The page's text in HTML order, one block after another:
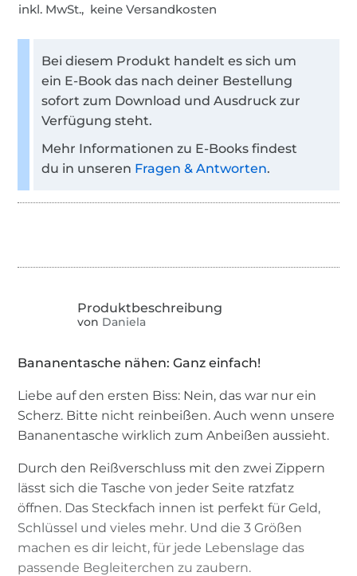
inkl. MwSt., keine Versandkosten
Bei diesem Produkt handelt es sich um
ein E-Book das nach deiner Bestellung
sofort zum Download und Ausdruck zur
Verfügung steht.
Mehr Informationen zu E-Books findest
du in unseren Fragen & Antworten.
von Daniela
Bananentasche nähen: Ganz einfach!
Liebe auf den ersten Biss: Nein, das war nur ein
Scherz. Bitte nicht reinbeißen. Auch wenn unsere
Bananentasche wirklich zum Anbeißen aussieht.
Durch den Reißverschluss mit den zwei Zippern
lässt sich die Tasche von jeder Seite ratzfatz
öffnen. Das Steckfach innen ist perfekt für Geld,
Schlüssel und vieles mehr. Und die 3 Größen
machen es dir leicht, für jede Lebenslage das
passende Begleiterchen zu zaubern.